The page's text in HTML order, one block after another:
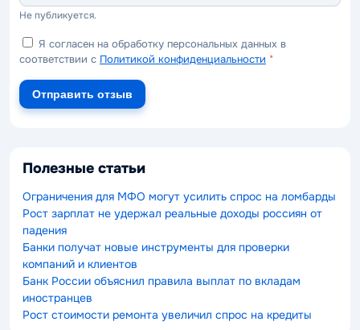
Не публикуется.
Я согласен на обработку персональных данных в
соответствии с Политикой конфиденциальности *
Отправить отзыв
Полезные статьи
Ограничения для МФО могут усилить спрос на ломбарды
Рост зарплат не удержал реальные доходы россиян от
падения
Банки получат новые инструменты для проверки
компаний и клиентов
Банк России объяснил правила выплат по вкладам
иностранцев
Рост стоимости ремонта увеличил спрос на кредиты